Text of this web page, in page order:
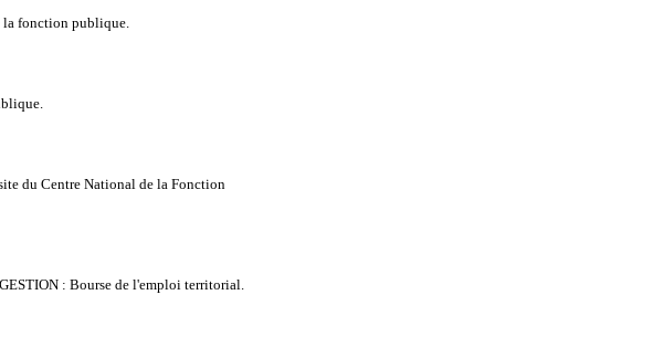
la fonction publique.
du Centre National de la Fonction
: Bourse de l'emploi territorial.